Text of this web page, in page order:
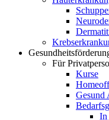
Für
Kurse
Gesund
In